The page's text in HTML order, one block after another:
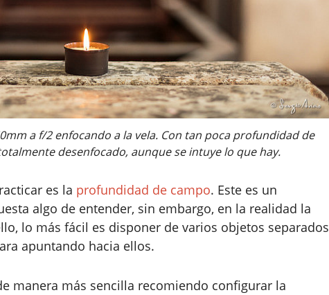
a f/2 enfocando a la vela. Con tan poca profundidad de
desenfocado, aunque se intuye lo que hay.
es la profundidad de campo. Este es un
algo de entender, sin embargo, en la realidad la
lo más fácil es disponer de varios objetos separados
apuntando hacia ellos.
manera más sencilla recomiendo configurar la